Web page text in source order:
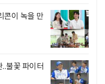
콘이 녹을 만
불꽃 파이터